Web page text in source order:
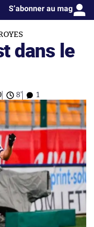
S’abonner au mag
dans le
8' 1